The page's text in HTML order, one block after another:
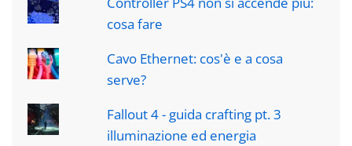
cosa fare
Cavo Ethernet: cos'è e a cosa
serve?
Fallout 4 - guida crafting pt. 3
illuminazione ed energia